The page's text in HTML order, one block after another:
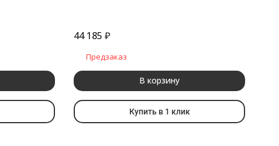
44 185 ₽
Предзаказ
В корзину
Купить в 1 клик